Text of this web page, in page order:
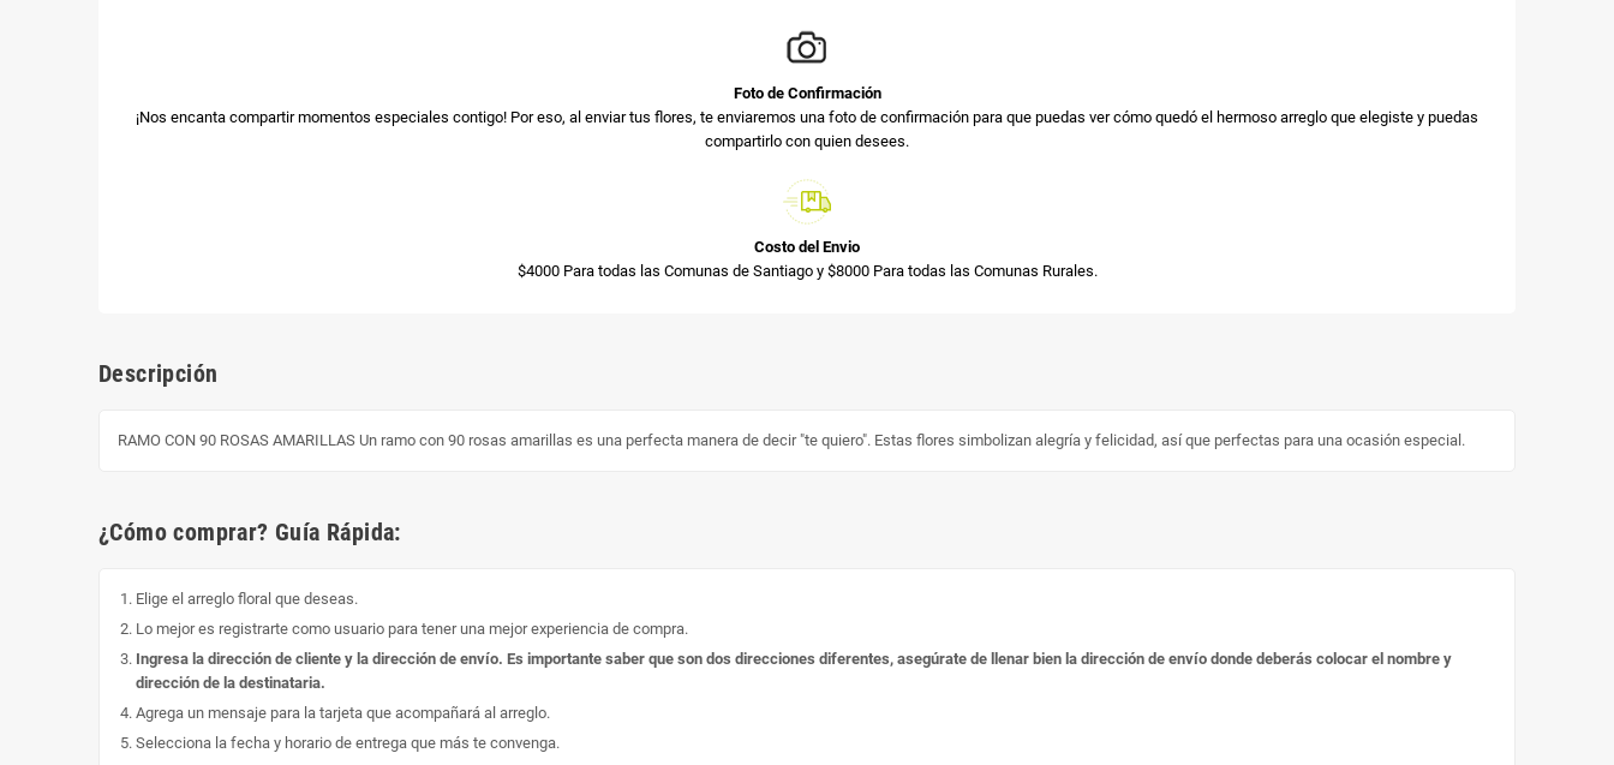
Foto de Confirmación
¡Nos encanta compartir momentos especiales contigo! Por eso, al enviar tus flores, te enviaremos una foto de confirmación para que puedas ver cómo quedó el hermoso arreglo que elegiste y puedas
compartirlo con quien desees.
Costo del Envio
$4000 Para todas las Comunas de Santiago y $8000 Para todas las Comunas Rurales.
Descripción
RAMO CON 90 ROSAS AMARILLAS Un ramo con 90 rosas amarillas es una perfecta manera de decir "te quiero". Estas flores simbolizan alegría y felicidad, así que perfectas para una ocasión especial.
¿Cómo comprar? Guía Rápida:
Elige el arreglo floral que deseas.
Lo mejor es registrarte como usuario para tener una mejor experiencia de compra.
Ingresa la dirección de cliente y la dirección de envío. Es importante saber que son dos direcciones diferentes, asegúrate de llenar bien la dirección de envío donde deberás colocar el nombre y
dirección de la destinataria.
Agrega un mensaje para la tarjeta que acompañará al arreglo.
Selecciona la fecha y horario de entrega que más te convenga.